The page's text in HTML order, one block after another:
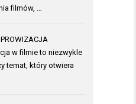
filmów, …
w filmie to niezwykle
temat, który otwiera